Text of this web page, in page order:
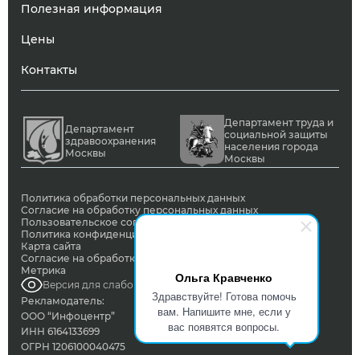
Ольга Кравченко
Здравствуйте! Готова помочь
вам. Напишите мне, если у
вас появятся вопросы.
Полезная информация
Цены
Контакты
Департамент
здравоохранения
Москвы
Департамент труда и
социальной защиты
населения города
Москвы
Политика обработки персональных данных
Согласие на обработку персональных данных
Пользовательское соглашение
Политика конфиденциальности
Карта сайта
Согласие на обработку ПД с помощью сервиса Яндекс
Метрика
Версия для слабовидящих
Рекламодатель:
ООО “Инфоцентр”
ИНН 6164133699
ОГРН 1206100040475